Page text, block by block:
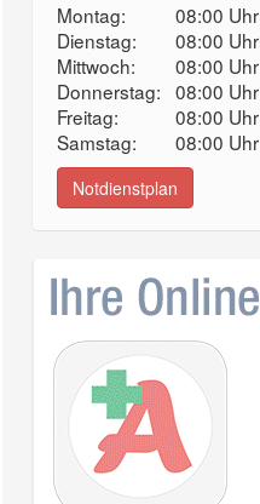
Montag: 08:00 Uhr
Dienstag:
08:00 Uhr
Mittwoch:
08:00 Uhr
Donnerstag: 08:00 Uhr
Freitag:
08:00 Uhr
Samstag:
08:00 Uhr
Notdienstplan